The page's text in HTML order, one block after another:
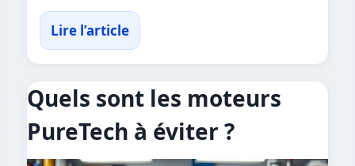
Lire l’article
Quels sont les moteurs
PureTech à éviter ?